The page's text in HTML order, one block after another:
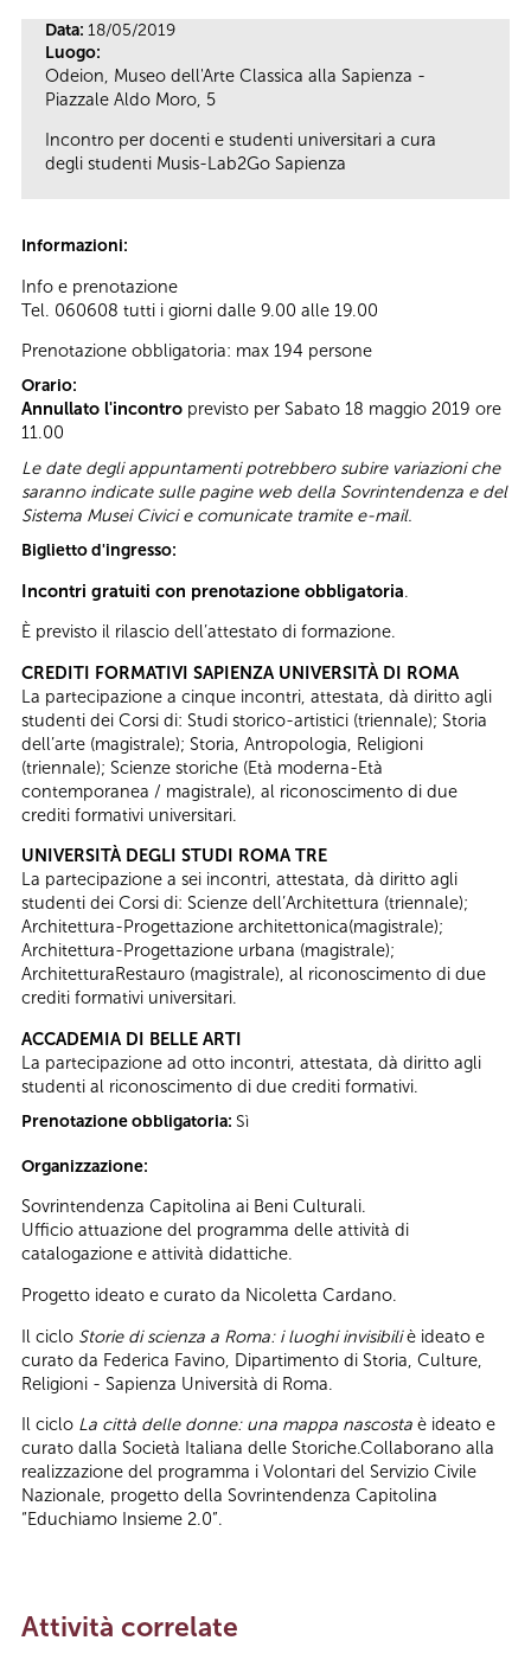
Data: 18/05/2019
Luogo:
Odeion, Museo dell'Arte Classica alla Sapienza -
Piazzale Aldo Moro, 5
Incontro per docenti e studenti universitari a cura
degli studenti Musis-Lab2Go Sapienza
Informazioni:
Info e prenotazione
Tel. 060608 tutti i giorni dalle 9.00 alle 19.00
Prenotazione obbligatoria: max 194 persone
Orario:
Annullato l'incontro previsto per Sabato 18 maggio 2019 ore
11.00
Le date degli appuntamenti potrebbero subire variazioni che
saranno indicate sulle pagine web della Sovrintendenza e del
Sistema Musei Civici e comunicate tramite e-mail.
Biglietto d'ingresso:
Incontri gratuiti con prenotazione obbligatoria.
È previsto il rilascio dell’attestato di formazione.
CREDITI FORMATIVI SAPIENZA UNIVERSITÀ DI ROMA
La partecipazione a cinque incontri, attestata, dà diritto agli
studenti dei Corsi di: Studi storico-artistici (triennale); Storia
dell’arte (magistrale); Storia, Antropologia, Religioni
(triennale); Scienze storiche (Età moderna-Età
contemporanea / magistrale), al riconoscimento di due
crediti formativi universitari.
UNIVERSITÀ DEGLI STUDI ROMA TRE
La partecipazione a sei incontri, attestata, dà diritto agli
studenti dei Corsi di: Scienze dell’Architettura (triennale);
Architettura-Progettazione architettonica(magistrale);
Architettura-Progettazione urbana (magistrale);
ArchitetturaRestauro (magistrale), al riconoscimento di due
crediti formativi universitari.
ACCADEMIA DI BELLE ARTI
La partecipazione ad otto incontri, attestata, dà diritto agli
studenti al riconoscimento di due crediti formativi.
Prenotazione obbligatoria: Sì
Organizzazione:
Sovrintendenza Capitolina ai Beni Culturali.
Ufficio attuazione del programma delle attività di
catalogazione e attività didattiche.
Progetto ideato e curato da Nicoletta Cardano.
Il ciclo Storie di scienza a Roma: i luoghi invisibiliè ideato e
curato da Federica Favino, Dipartimento di Storia, Culture,
Religioni - Sapienza Università di Roma.
Il ciclo La città delle donne: una mappa nascosta è ideato e
curato dalla Società Italiana delle Storiche.Collaborano alla
realizzazione del programma i Volontari del Servizio Civile
Nazionale, progetto della Sovrintendenza Capitolina
“Educhiamo Insieme 2.0”.
Attività correlate